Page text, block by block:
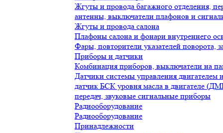
Жгуты и провода багажного отделения,
антенны, выключатели плафонов и
Жгуты и провода салона
Плафоны салона и фонари внутреннего
Фары, повторители указателей поворота,
Приборы и датчики
Комбинация приборов, выключатели на
Датчики системы управления двигателем
датчик БСК уровня масла в двигателе
передач, звуковые сигнальные приборы
Радиооборудование
Радиооборудование
Принадлежности